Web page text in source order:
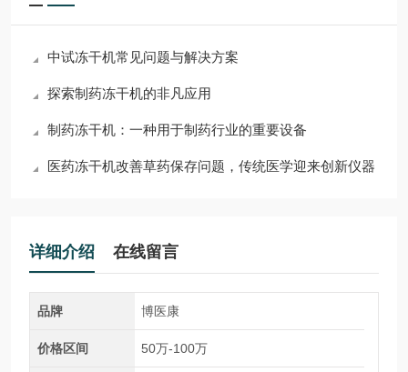
中试冻干机常见问题与解决方案
探索制药冻干机的非凡应用
制药冻干机：一种用于制药行业的重要设备
医药冻干机改善草药保存问题，传统医学迎来创新仪器
详细介绍 在线留言
品牌 博医康
价格区间 50万-100万